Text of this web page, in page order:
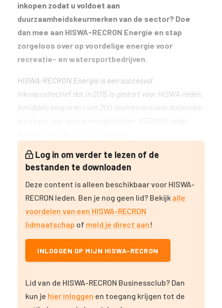
inkopen zodat u voldoet aan
duurzaamheidskeurmerken van de sector? Doe
dan mee aan HISWA-RECRON Energie en stap
zorgeloos over op voordelige energie voor
recreatie- en watersportbedrijven.
HISWA-RECRON Energie is een succesvol
inkoopcollectief dat in 2015 is gestart voor HISWA-leden.
Inmiddels besparen ruim 200 deelnemers vele duizenden
Log in om verder te lezen of de
bestanden te downloaden
Deze content is alleen beschikbaar voor HISWA-
RECRON leden. Ben je nog geen lid? Bekijk alle
voordelen van een HISWA-RECRON
lidmaatschap of meld je direct aan!
INLOGGEN OP MIJN HISWA-RECRON
Lid van de HISWA-RECRON Businessclub? Dan
kun je hier inloggen en toegang krijgen tot de